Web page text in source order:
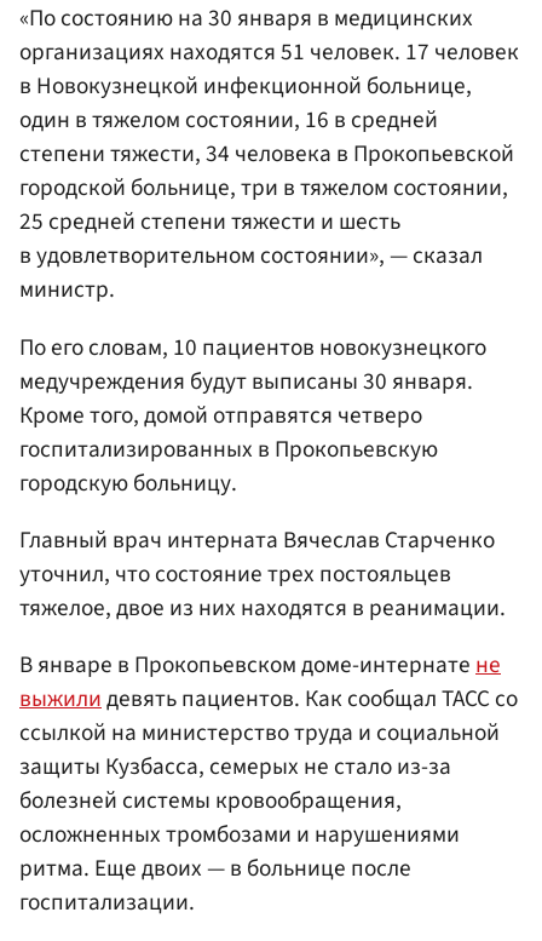
«По состоянию на 30 января в медицинских
организациях находятся 51 человек. 17 человек
в Новокузнецкой инфекционной больнице,
один в тяжелом состоянии, 16 в средней
степени тяжести, 34 человека в Прокопьевской
городской больнице, три в тяжелом состоянии,
25 средней степени тяжести и шесть
в удовлетворительном состоянии», — сказал
министр.
По его словам, 10 пациентов новокузнецкого
медучреждения будут выписаны 30 января.
Кроме того, домой отправятся четверо
госпитализированных в Прокопьевскую
городскую больницу.
Главный врач интерната Вячеслав Старченко
уточнил, что состояние трех постояльцев
тяжелое, двое из них находятся в реанимации.
В январе в Прокопьевском доме-интернатене
выжилидевять пациентов. Как сообщал ТАСС со
ссылкой на министерство труда и социальной
защиты Кузбасса, семерых не стало из-за
болезней системы кровообращения,
осложненных тромбозами и нарушениями
ритма. Еще двоих — в больнице после
госпитализации.